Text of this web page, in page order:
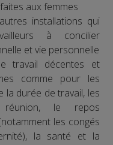
aux femmes
installations qui
à concilier
et vie personnelle
travail décentes et
comme pour les
la durée de travail, les
le repos
les congés
la santé et la